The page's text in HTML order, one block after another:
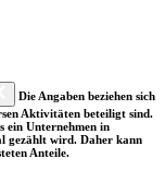
Die Angaben beziehen sich
Aktivitäten beteiligt sind.
ein Unternehmen in
gezählt wird. Daher kann
Anteile.